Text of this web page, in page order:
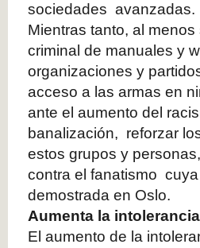
sociedades avanzadas.
Mientras tanto, al
criminal de manuales y
organizaciones y
acceso a las armas en
ante el aumento del
banalización, reforzar
estos grupos y
contra el fanatismo
demostrada en Oslo.
Aumenta la intolerancia
El aumento de la